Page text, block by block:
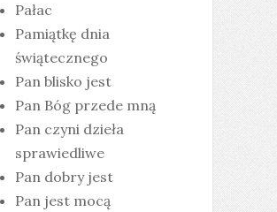
Pałac
Pamiątkę dnia
świątecznego
Pan blisko jest
Pan Bóg przede mną
Pan czyni dzieła
sprawiedliwe
Pan dobry jest
Pan jest mocą